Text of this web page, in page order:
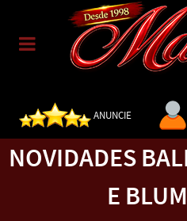
ANUNCIE
NOVIDADES
E